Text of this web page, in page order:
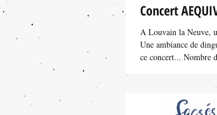
Concert
A Louvain la Neuve,
Une ambiance de
ce concert...